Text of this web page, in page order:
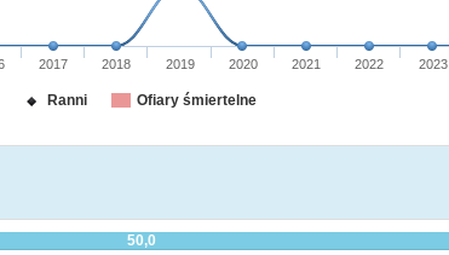
2017 2018 2019 2020 2021 2022 2023
Ranni Ofiary śmiertelne
50,0